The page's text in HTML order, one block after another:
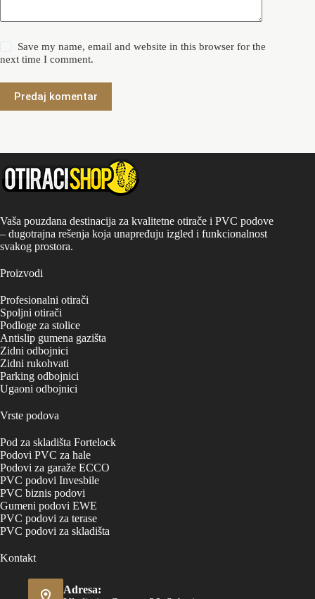
Save my name, email and website in this browser for the
next time I comment.
Predaj komentar
Vaša pouzdana destinacija za kvalitetne otirače i PVC podove
– dugotrajna rešenja koja unapređuju izgled i funkcionalnost
svakog prostora.
Proizvodi
Profesionalni otirači
Spoljni otirači
Podloge za stolice
Antislip gumena gazišta
Zidni odbojnici
Zidni rukohvati
Parking odbojnici
Ugaoni odbojnici
Vrste podova
Pod za skladišta Fortelock
Podovi PVC za hale
Podovi za garaže ECCO
PVC podovi Invesbile
PVC biznis podovi
Gumeni podovi EWE
PVC podovi za terase
PVC podovi za skladišta
Kontakt
Adresa: